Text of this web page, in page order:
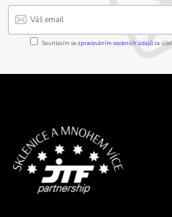
Souhlasím se zpracováním osobních údajůza